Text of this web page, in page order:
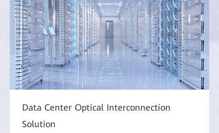
Data Center Optical Interconnection
Solution